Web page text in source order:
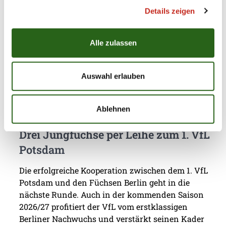
Details zeigen
Alle zulassen
Auswahl erlauben
Ablehnen
Dass mit Chrischa Hannawald ein hervorragender
macht den Hauptstadt-Club umso glücklicher. Nun
präsentierte sich die Handballschule das erste Mal
in Füchse Town.
08.07.2026 | Jugend | ap
Drei Jungfüchse per Leihe zum 1. VfL
Potsdam
Die erfolgreiche Kooperation zwischen dem 1. VfL
Potsdam und den Füchsen Berlin geht in die
nächste Runde. Auch in der kommenden Saison
2026/27 profitiert der VfL vom erstklassigen
Berliner Nachwuchs und verstärkt seinen Kader